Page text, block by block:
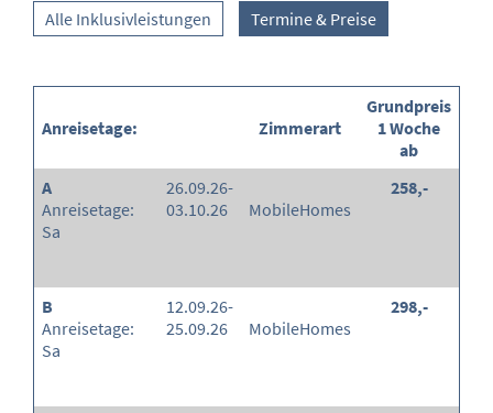
Alle Inklusivleistungen Termine & Preise
Anreisetage: Zimmerart
Grundpreis
1 Woche
ab
A
Anreisetage:
Sa
26.09.26-
03.10.26
MobileHomes
258,-
B
Anreisetage:
Sa
12.09.26-
25.09.26
MobileHomes
298,-